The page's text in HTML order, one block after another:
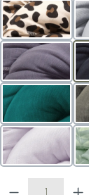
Leo
slate
teal
lavender
Produkt Anzahl: